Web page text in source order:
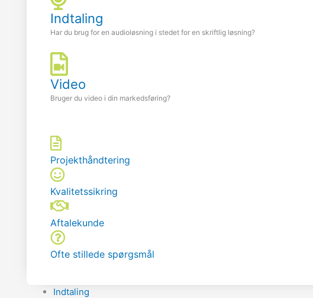
Indtaling
Har du brug for en audioløsning i stedet for en skriftlig løsning?
Video
Bruger du video i din markedsføring?
Projekthåndtering
Kvalitetssikring
Aftalekunde
Ofte stillede spørgsmål
Indtaling